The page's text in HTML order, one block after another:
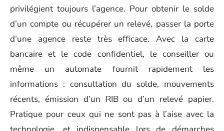
privilégient toujours l’agence. Pour obtenir le solde
d’un compte ou récupérer un relevé, passer la porte
d’une agence reste très efficace. Avec la carte
bancaire et le code confidentiel, le conseiller ou
même un automate fournit rapidement les
informations : consultation du solde, mouvements
récents, émission d’un RIB ou d’un relevé papier.
Pratique pour ceux qui ne sont pas à l’aise avec la